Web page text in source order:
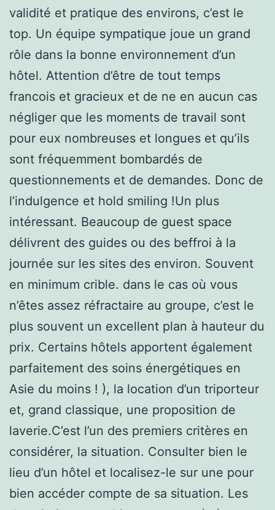
validité et pratique des environs, c’est le
top. Un équipe sympatique joue un grand
rôle dans la bonne environnement d’un
hôtel. Attention d’être de tout temps
francois et gracieux et de ne en aucun cas
négliger que les moments de travail sont
pour eux nombreuses et longues et qu’ils
sont fréquemment bombardés de
questionnements et de demandes. Donc de
l’indulgence et hold smiling !Un plus
intéressant. Beaucoup de guest space
délivrent des guides ou des beffroi à la
journée sur les sites des environ. Souvent
en minimum crible. dans le cas où vous
n’êtes assez réfractaire au groupe, c’est le
plus souvent un excellent plan à hauteur du
prix. Certains hôtels apportent également
parfaitement des soins énergétiques en
Asie du moins ! ), la location d’un triporteur
et, grand classique, une proposition de
laverie.C’est l’un des premiers critères en
considérer, la situation. Consulter bien le
lieu d’un hôtel et localisez-le sur une pour
bien accéder compte de sa situation. Les